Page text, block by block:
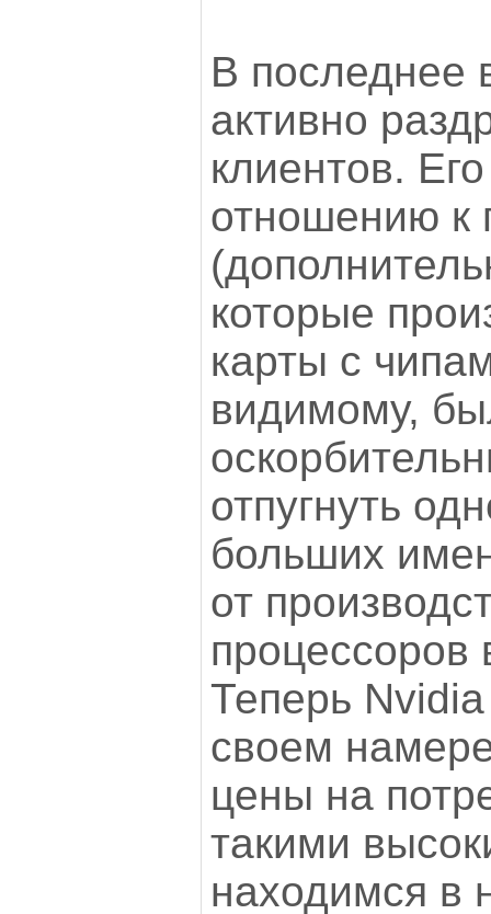
В последнее
активно
клиентов.
отношению к
которые
карты с
видимому,
отпугнуть
больших
от
Теперь
своем
цены на
такими
находимся в